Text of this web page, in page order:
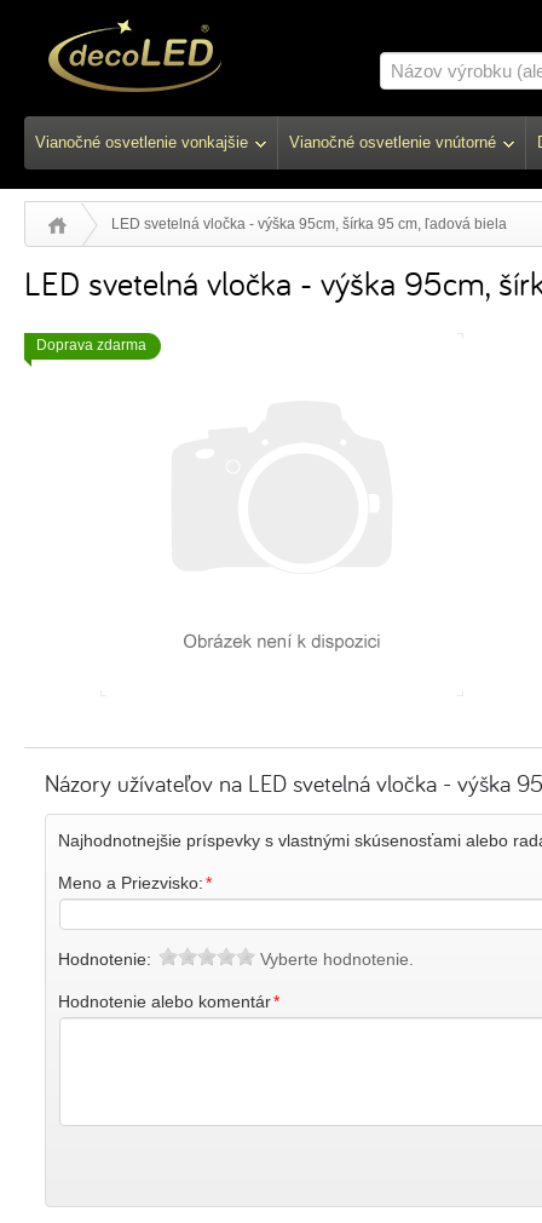
Vianočné osvetlenie vonkajšie Vianočné osvetlenie vnútorné
LED svetelná vločka - výška 95cm, šírka 95 cm, ľadová biela
LED svetelná vločka - výška 95cm,
Doprava zdarma
Názory užívateľov na LED svetelná vločka - výška
Najhodnotnejšie príspevky s vlastnými skúsenosťami alebo
Meno a Priezvisko: *
Hodnotenie: Vyberte hodnotenie.
Hodnotenie alebo komentár*